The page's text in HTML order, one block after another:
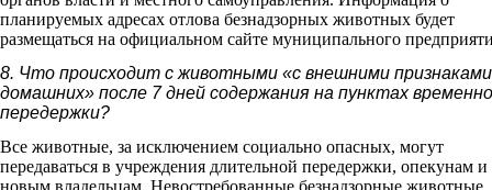
планируемых адресах отлова безнадзорных животных будет
размещаться на официальном сайте муниципального
8. Что происходит с животными «с внешними признаками
домашних» после 7 дней содержания на пунктах
передержки?
Все животные, за исключением социально опасных, могут
передаваться в учреждения длительной передержки, опекунам и